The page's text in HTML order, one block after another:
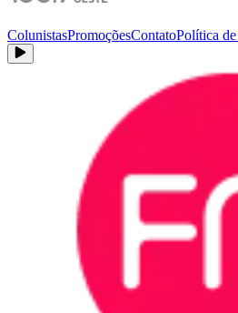
ColunistasPromoçõesContatoPolítica